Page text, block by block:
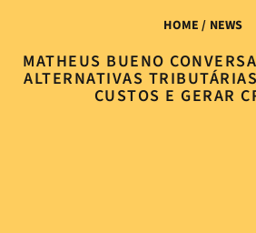
HOME / NEWS
MATHEUS BUENO
ALTERNATIVAS
CUSTOS E GERAR